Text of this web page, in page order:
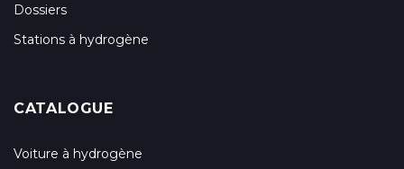
Dossiers
Stations à hydrogène
CATALOGUE
Voiture à hydrogène